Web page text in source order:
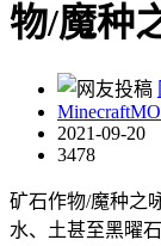
物/魔种
2021-09-20
3478
矿石作物/魔种之
水、土甚至黑曜